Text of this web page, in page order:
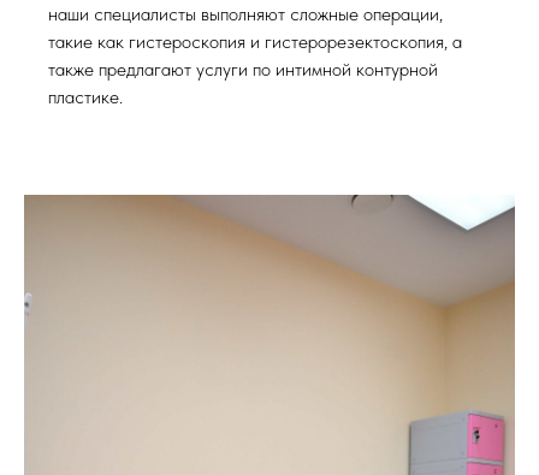
наши специалисты выполняют сложные операции,
такие как гистероскопия и гистерорезектоскопия, а
также предлагают услуги по интимной контурной
пластике.